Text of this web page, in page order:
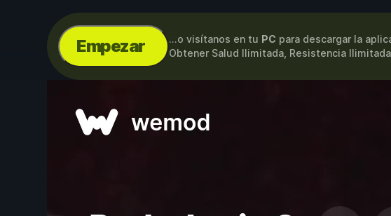
Empezar ...o visítanos en tu PC para descargar la
Obtener Salud Ilimitada, Resistencia